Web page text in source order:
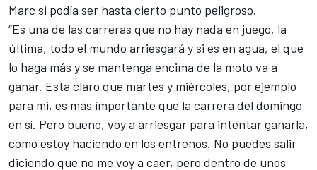
Marc si podía ser hasta cierto punto peligroso.
“Es una de las carreras que no hay nada en juego, la
última, todo el mundo arriesgará y si es en agua, el que
lo haga más y se mantenga encima de la moto va a
ganar. Esta claro que martes y miércoles, por ejemplo
para mi, es más importante que la carrera del domingo
en sí. Pero bueno, voy a arriesgar para intentar ganarla,
como estoy haciendo en los entrenos. No puedes salir
diciendo que no me voy a caer, pero dentro de unos